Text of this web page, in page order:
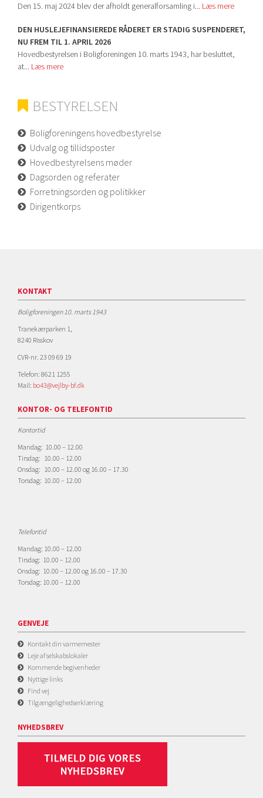
Den 15. maj 2024 blev der afholdt generalforsamling i... Læs mere
DEN HUSLEJEFINANSIEREDE RÅDERET ER STADIG SUSPENDERET,
NU FREM TIL 1. APRIL 2026
Hovedbestyrelsen i Boligforeningen 10. marts 1943, har besluttet,
at... Læs mere
BESTYRELSEN
Boligforeningens hovedbestyrelse
Udvalg og tillidsposter
Hovedbestyrelsens møder
Dagsorden og referater
Forretningsorden og politikker
Dirigentkorps
KONTAKT
Boligforeningen 10. marts 1943
Tranekærparken 1,
8240 Risskov
CVR-nr. 23 09 69 19
Telefon: 8621 1255
Mail: bo43@vejlby-bf.dk
KONTOR- OG TELEFONTID
Kontortid
Mandag: 10.00 – 12.00
Tirsdag: 10.00 – 12.00
Onsdag: 10.00 – 12.00 og 16.00 – 17.30
Torsdag: 10.00 – 12.00
Telefontid
Mandag: 10.00 – 12.00
Tirsdag: 10.00 – 12.00
Onsdag: 10.00 – 12.00 og 16.00 – 17.30
Torsdag: 10.00 – 12.00
GENVEJE
Kontakt din varmemester
Leje af selskabslokaler
Kommende begivenheder
Nyttige links
Find vej
Tilgængelighedserklæring
NYHEDSBREV